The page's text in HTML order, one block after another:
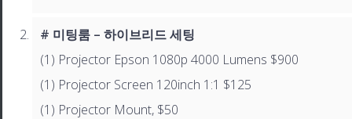
# 미팅룸 – 하이브리드 세팅
(1) Projector Epson 1080p 4000 Lumens $900
(1) Projector Screen 120inch 1:1 $125
(1) Projector Mount, $50